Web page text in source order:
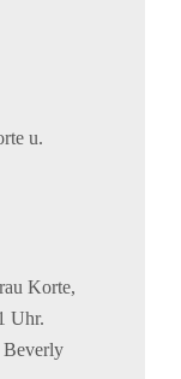
u.
Korte,
Uhr.
Beverly